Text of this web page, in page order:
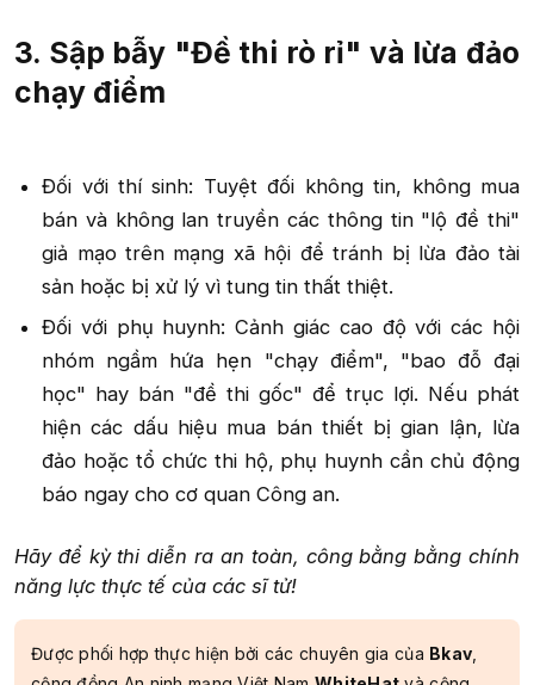
3. Sập bẫy "Đề thi rò rỉ" và lừa đảo
chạy điểm​
Đối với thí sinh: Tuyệt đối không tin, không mua
bán và không lan truyền các thông tin "lộ đề thi"
giả mạo trên mạng xã hội để tránh bị lừa đảo tài
sản hoặc bị xử lý vì tung tin thất thiệt.​
Đối với phụ huynh: Cảnh giác cao độ với các hội
nhóm ngầm hứa hẹn "chạy điểm", "bao đỗ đại
học" hay bán "đề thi gốc" để trục lợi. Nếu phát
hiện các dấu hiệu mua bán thiết bị gian lận, lừa
đảo hoặc tổ chức thi hộ, phụ huynh cần chủ động
báo ngay cho cơ quan Công an.​
Hãy để kỳ thi diễn ra an toàn, công bằng bằng chính
năng lực thực tế của các sĩ tử!
Được phối hợp thực hiện bởi các chuyên gia của Bkav